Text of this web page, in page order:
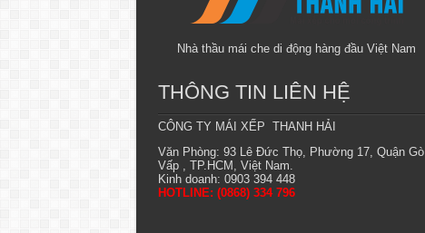
Nhà thầu mái che di động hàng đầu Việt Nam
THÔNG TIN LIÊN HỆ
CÔNG TY MÁI XẾP THANH HẢI
Văn Phòng: 93 Lê Đức Thọ, Phường 17, Quận Gò
Vấp , TP.HCM, Việt Nam.
Kinh doanh: 0903 394 448
HOTLINE: (0868) 334 796